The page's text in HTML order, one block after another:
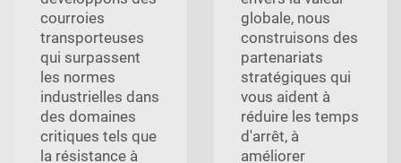
courroies
transporteuses
qui surpassent
les normes
industrielles dans
des domaines
critiques tels que
la résistance à
globale, nous
construisons des
partenariats
stratégiques qui
vous aident à
réduire les temps
d'arrêt, à
améliorer